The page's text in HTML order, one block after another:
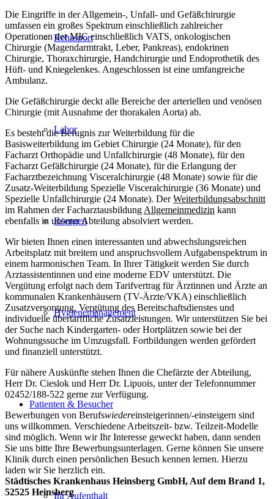
Rehasport
Labor
Röntgen
Hygienemanagement
Patienten & Besucher
Ihr Aufenthalt
Die Eingriffe in der Allgemein-, Unfall- und Gefäßchirurgie
umfassen ein großes Spektrum einschließlich zahlreicher
Operationen der MIC einschließlich VATS, onkologischen
Chirurgie (Magendarmtrakt, Leber, Pankreas), endokrinen
Chirurgie, Thoraxchirurgie, Handchirurgie und Endoprothetik des
Hüft- und Kniegelenkes. Angeschlossen ist eine umfangreiche
Ambulanz.
Die Gefäßchirurgie deckt alle Bereiche der arteriellen und venösen
Chirurgie (mit Ausnahme der thorakalen Aorta) ab.
Es besteht die Befugnis zur Weiterbildung für die
Basisweiterbildung im Gebiet Chirurgie (24 Monate), für den
Facharzt Orthopädie und Unfallchirurgie (48 Monate), für den
Facharzt Gefäßchirurgie (24 Monate), für die Erlangung der
Facharztbezeichnung Visceralchirurgie (48 Monate) sowie für die
Zusatz-Weiterbildung Spezielle Visceralchirurgie (36 Monate) und
Spezielle Unfallchirurgie (24 Monate). DerWeiterbildungsabschnitt
im Rahmen der Facharztausbildung Allgemeinmedizin kann
ebenfalls in unserer Abteilung absolviert werden.
Wir bieten Ihnen einen interessanten und abwechslungsreichen
Arbeitsplatz mit breitem und anspruchsvollem Aufgabenspektrum in
einem harmonischen Team. In Ihrer Tätigkeit werden Sie durch
Arztassistentinnen und eine moderne EDV unterstützt. Die
Vergütung erfolgt nach dem Tarifvertrag für Ärztinnen und Ärzte an
kommunalen Krankenhäusern (TV-Ärzte/VKA) einschließlich
Zusatzversorgung, Vergütung des Bereitschaftsdienstes und
individuelle übertarifliche Zusatzleistungen. Wir unterstützen Sie bei
der Suche nach Kindergarten- oder Hortplätzen sowie bei der
Wohnungssuche im Umzugsfall. Fortbildungen werden gefördert
und finanziell unterstützt.
Für nähere Auskünfte stehen Ihnen die Chefärzte der Abteilung,
Herr Dr. Cieslok und Herr Dr. Lipuois, unter der Telefonnummer
02452/188-522 gerne zur Verfügung.
Bewerbungen von Berufswiedereinsteigerinnen/-einsteigern sind
uns willkommen. Verschiedene Arbeitszeit- bzw. Teilzeit-Modelle
sind möglich. Wenn wir Ihr Interesse geweckt haben, dann senden
Sie uns bitte Ihre Bewerbungsunterlagen. Gerne können Sie unsere
Klinik durch einen persönlichen Besuch kennen lernen. Hierzu
laden wir Sie herzlich ein.
Städtisches Krankenhaus Heinsberg GmbH, Auf dem Brand 1,
52525 Heinsberg